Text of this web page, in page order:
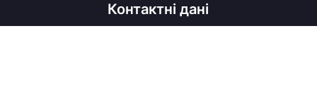
Контактні дані